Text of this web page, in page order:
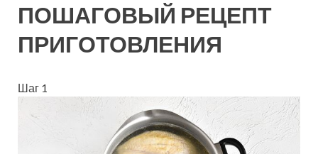
ПОШАГОВЫЙ РЕЦЕПТ
ПРИГОТОВЛЕНИЯ
Шаг 1